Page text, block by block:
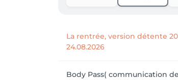
La rentrée, version détente
24.08.2026
Body Pass( communication